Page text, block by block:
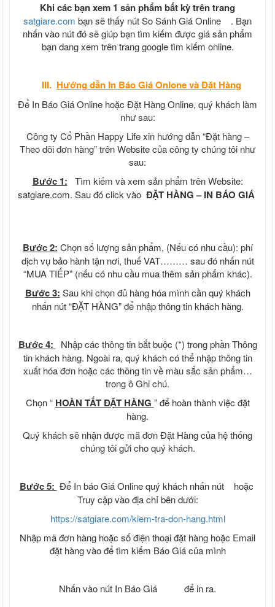
Khi các bạn xem 1 sản phẩm bất kỳ trên trang
satgiare.com bạn sẽ thấy nút So Sánh Giá Online
. Bạn
nhấn vào nút đó sẽ giúp bạn tìm kiếm được giá sản phẩm
bạn dang xem trên trang google tìm kiếm online.
III. Hướng dẫn In Báo Giá Onlone và Đặt Hàng
Để In Báo Giá Online hoặc Đặt Hàng Online, quý khách làm
như sau:
Công ty Cổ Phần Happy Life xin hướng dẫn “Đặt hàng –
Theo dõi đơn hàng” trên Website của công ty chúng tôi như
sau:
Bước 1: Tìm kiếm và xem sản phẩm trên Website:
satgiare.com. Sau đó click vào ĐẶT HÀNG – IN BÁO GIÁ
Bước 2: Chọn số lượng sản phẩm, (Nếu có nhu cầu): phí
dịch vụ bảo hành tận nơi, thuế VAT……… sau đó nhấn nút
“MUA TIẾP” (nếu có nhu cầu mua thêm sản phẩm khác).
Bước 3: Sau khi chọn đủ hàng hóa mình cần quý khách
nhấn nút “ĐẶT HÀNG” để nhập thông tin khách hàng.
Bước 4:
Nhập các thông tin bắt buộc (*) trong phần Thông
tin khách hàng. Ngoài ra, quý khách có thể nhập thông tin
xuất hóa đơn hoặc các thông tin về màu sắc sản phẩm…
trong ô Ghi chú.
Chọn “ HOÀN TẤT ĐẶT HÀNG ” để hoàn thành việc đặt
hàng.
Quý khách sẽ nhận được mã đơn Đặt Hàng của hệ thống
chúng tôi gửi cho quý khách.
Bước 5: Để In báo Giá Online quý khách nhấn nút
hoặc
Truy cập vào địa chỉ bên dưới:
https://satgiare.com/kiem-tra-don-hang.html
Nhập mã đơn hàng hoặc số điện thoại đặt hàng hoặc Email
đặt hàng vào để tìm kiếm Báo Giá của mình
Nhấn vào nút In Báo Giá để in ra.